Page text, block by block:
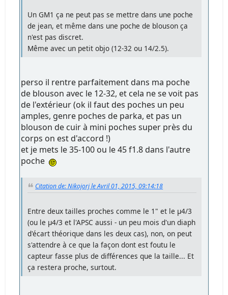
Un GM1 ça ne peut pas se mettre dans une poche
de jean, et même dans une poche de blouson ça
n'est pas discret.
Même avec un petit objo (12-32 ou 14/2.5).
perso il rentre parfaitement dans ma poche
de blouson avec le 12-32, et cela ne se voit pas
de l'extérieur (ok il faut des poches un peu
amples, genre poches de parka, et pas un
blouson de cuir à mini poches super près du
corps on est d'accord !)
et je mets le 35-100 ou le 45 f1.8 dans l'autre
poche
Citation de: Nikojorj le Avril 01, 2015, 09:14:18
Entre deux tailles proches comme le 1" et le µ4/3
(ou le µ4/3 et l'APSC aussi - un peu mois d'un diaph
d'écart théorique dans les deux cas), non, on peut
s'attendre à ce que la façon dont est foutu le
capteur fasse plus de différences que la taille... Et
ça restera proche, surtout.